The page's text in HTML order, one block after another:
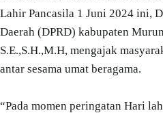
Lahir Pancasila 1 Juni 2024 ini,
Daerah (DPRD) kabupaten
S.E.,S.H.,M.H, mengajak
antar sesama umat beragama.
“Pada momen peringatan Hari